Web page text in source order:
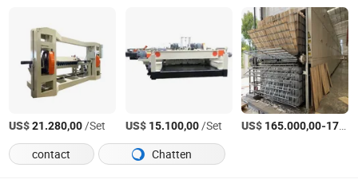
US$21.280,00/Set US$ 15.100,00/Set US$ 165.000,00-170.000,00
contact Chatten